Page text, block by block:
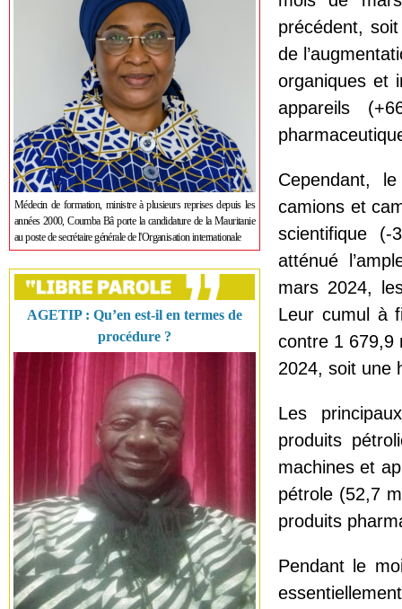
Médecin de formation, ministre à plusieurs reprises depuis les
années 2000, Coumba Bâ porte la candidature de la Mauritanie
au poste de secrétaire générale de l'Organisation internationale
AGETIP : Qu’en est-il en termes de
procédure ?
précédent,
de
organiques et
appareils
Cependant,
camions et
scientifique
atténué
mars 2024,
Leur cumul à
contre 1 679,9
2024, soit une
Les
produits
machines et
pétrole (52,7
produits
Pendant le